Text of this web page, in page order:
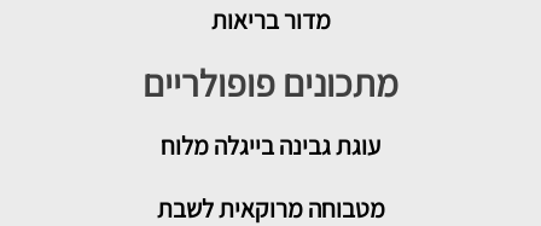
מדור בריאות
מתכונים פופולריים
עוגת גבינה בייגלה מלוח
מטבוחה מרוקאית לשבת